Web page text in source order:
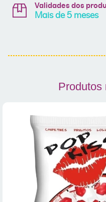
Validades dos
Mais de 5 meses
Produtos